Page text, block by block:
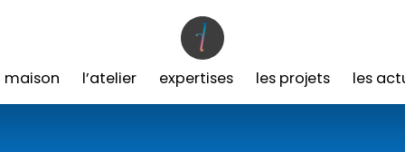
maison l’atelier expertises les projets les